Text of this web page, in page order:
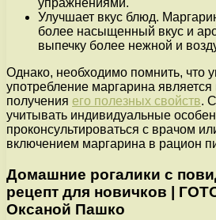
упражнениями.
Улучшает вкус блюд.
более насыщенный вкус и
выпечку более нежной и
Однако, необходимо помнить, что
употребление маргарина
получения его полезных свойств.
учитывать индивидуальные
проконсультироваться с врачом
включением маргарина в рацион
Домашние рогалики с
рецепт для новичков |
Оксаной Пашко